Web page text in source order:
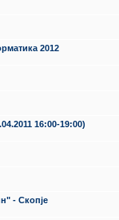
2012
16:00-19:00)
- Скопје